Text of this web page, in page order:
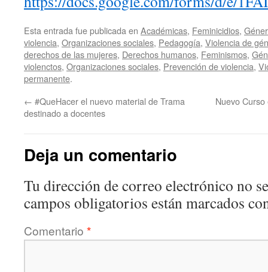
Esta entrada fue publicada en Académicas, Feminicidios,
violencia, Organizaciones sociales, Pedagogía, Violencia de
derechos de las mujeres, Derechos humanos, Feminismos,
violenctos, Organizaciones sociales, Prevención de violencia,
permanente.
← #QueHacer el nuevo material de Trama
destinado a docentes
Nuevo
Deja un comentario
Tu dirección de correo electrónico no
campos obligatorios están marcados
Comentario *